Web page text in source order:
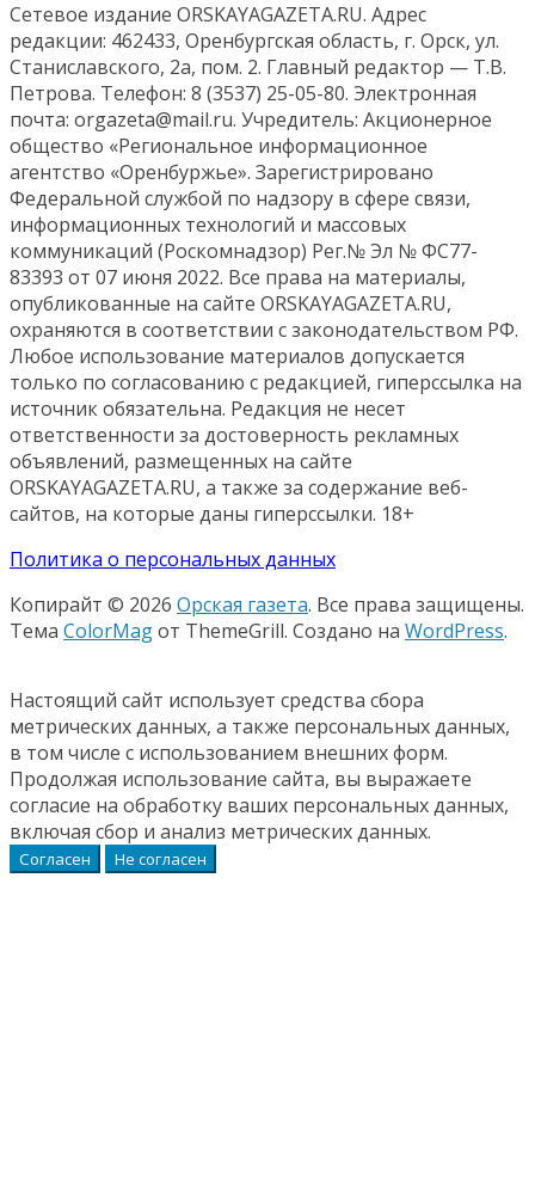
Сетевое издание ORSKAYAGAZETA.RU. Адрес
редакции: 462433, Оренбургская область, г. Орск, ул.
Станиславского, 2а, пом. 2. Главный редактор — Т.В.
Петрова. Телефон: 8 (3537) 25-05-80. Электронная
почта: orgazeta@mail.ru. Учредитель: Акционерное
общество «Региональное информационное
агентство «Оренбуржье». Зарегистрировано
Федеральной службой по надзору в сфере связи,
информационных технологий и массовых
коммуникаций (Роскомнадзор) Рег.№ Эл № ФС77-
83393 от 07 июня 2022. Все права на материалы,
опубликованные на сайте ORSKAYAGAZETA.RU,
охраняются в соответствии с законодательством РФ.
Любое использование материалов допускается
только по согласованию с редакцией, гиперссылка на
источник обязательна. Редакция не несет
ответственности за достоверность рекламных
объявлений, размещенных на сайте
ORSKAYAGAZETA.RU, а также за содержание веб-
сайтов, на которые даны гиперссылки. 18+
Политика о персональных данных
Копирайт © 2026 Орская газета. Все права защищены.
Тема ColorMagот ThemeGrill. Создано на WordPress.
Настоящий сайт использует средства сбора
метрических данных, а также персональных данных,
в том числе с использованием внешних форм.
Продолжая использование сайта, вы выражаете
согласие на обработку ваших персональных данных,
включая сбор и анализ метрических данных.
Согласен Не согласен